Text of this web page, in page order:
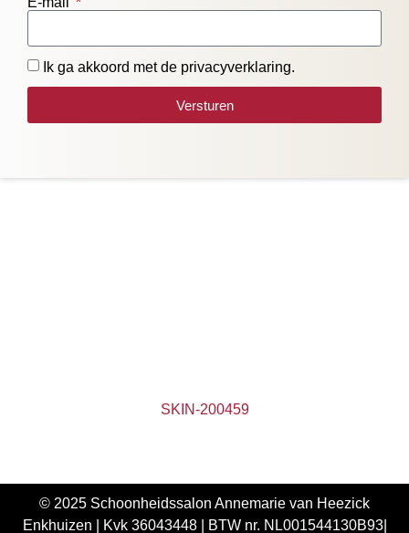
Ik ga akkoord met de privacyverklaring.
Versturen
SKIN-200459
© 2025 Schoonheidssalon Annemarie van Heezick
Enkhuizen |
Kvk 36043448 |
BTW nr. NL001544130B93|